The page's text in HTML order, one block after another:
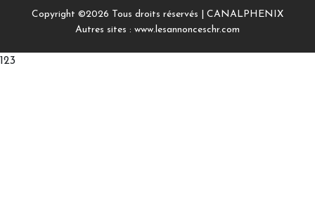
Copyright ©2026 Tous droits réservés | CANALPHENIX
Autres sites : www.lesannonceschr.com
123